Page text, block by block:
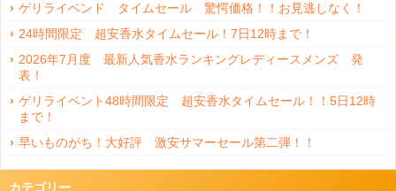
ゲリライベンド タイムセール 驚愕価格！！お見逃しなく！
24時間限定 超安香水タイムセール！7日12時まで！
2026年7月度 最新人気香水ランキングレディースメンズ 発
表！
ゲリライベント48時間限定 超安香水タイムセール！！5日12時
まで！
早いものがち！大好評 激安サマーセール第二弾！！
カテゴリー